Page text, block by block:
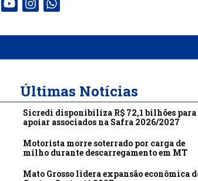
Últimas Notícias
Sicredi disponibiliza R$ 72,1 bilhões para
apoiar associados na Safra 2026/2027
Motorista morre soterrado por carga de
milho durante descarregamento em MT
Mato Grosso lidera expansão econômica